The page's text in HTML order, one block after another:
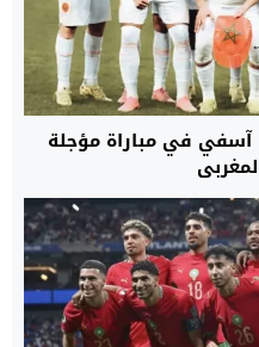
آسفي في مباراة مؤجلة